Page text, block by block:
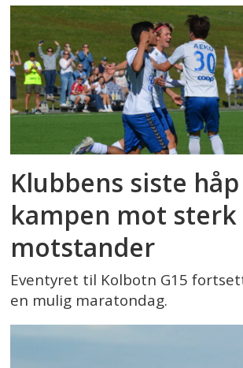
Klubbens siste
kampen mot sterk
motstander
Eventyret til Kolbotn G15
en mulig maratondag.